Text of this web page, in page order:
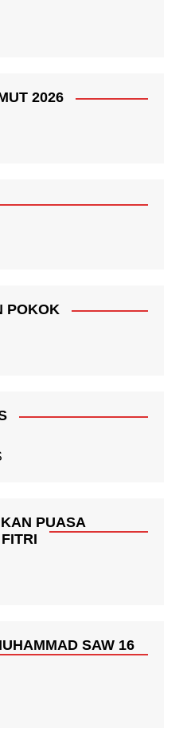
2026
POKOK
PUASA
SAW 16